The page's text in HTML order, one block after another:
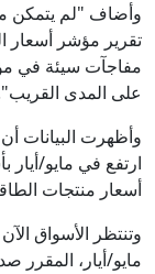
وأضاف "لم يتمكن
تقرير مؤشر أسعار
مفاجآت سيئة في
على المدى
وأظهرت البيانات
أسعار منتجات
وتنتظر الأسواق
مايو/أيار،